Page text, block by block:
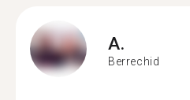
A.
Berrechid